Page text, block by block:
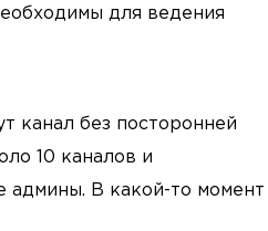
для ведения
канал без посторонней
10 каналов и
админы. В какой-то момент